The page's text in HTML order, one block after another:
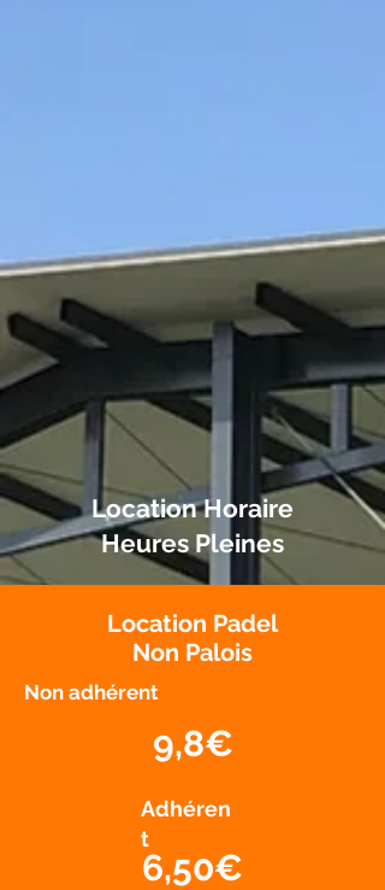
Location Horaire
Heures Pleines
Location Padel
Non Palois
Non adhérent
9,8€
Adhéren
t
6,50€